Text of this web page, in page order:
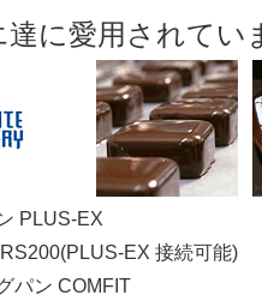
達に愛用されてい
PLUS-EX
EX 接続可能)
パン COMFIT